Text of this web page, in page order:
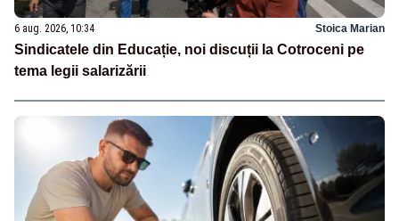
6 aug. 2026, 10:34 Stoica Marian
Sindicatele din Educație, noi discuții la Cotroceni pe
tema legii salarizării